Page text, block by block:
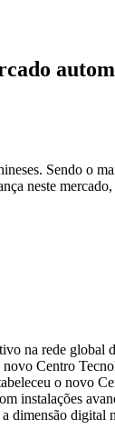
Sendo o
neste
na rede
Centro
o novo
instalações
digital